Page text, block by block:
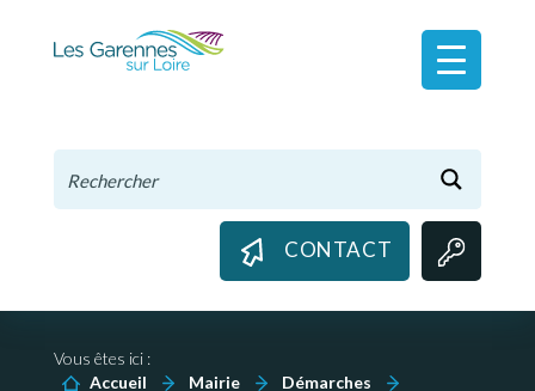
CONTACT
Vous êtes ici :
Accueil
Mairie
Démarches